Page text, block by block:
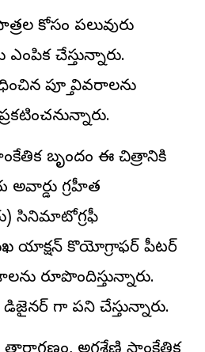
కోసం పలువురు
చేస్తున్నారు.
పూర్తి వివరాలను
బృందం ఈ చిత్రానికి
గ్రహీత
సినిమాటోగ్రఫీ
యాక్షన్ కొరియోగ్రాఫర్ పీటర్
రూపొందిస్తున్నారు.
డిజైనర్ గా పని చేస్తున్నారు.